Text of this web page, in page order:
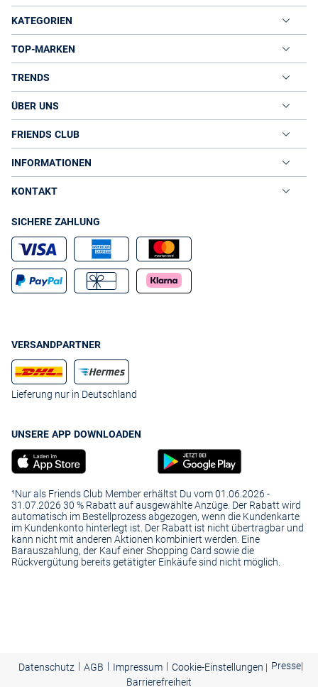
KATEGORIEN
TOP-MARKEN
TRENDS
ÜBER UNS
FRIENDS CLUB
INFORMATIONEN
KONTAKT
SICHERE ZAHLUNG
VERSANDPARTNER
Lieferung nur in Deutschland
UNSERE APP DOWNLOADEN
¹Nur als Friends Club Member erhältst Du vom 01.06.2026 -
31.07.2026 30 % Rabatt auf ausgewählte Anzüge. Der Rabatt wird
automatisch im Bestellprozess abgezogen, wenn die Kundenkarte
im Kundenkonto hinterlegt ist. Der Rabatt ist nicht übertragbar und
kann nicht mit anderen Aktionen kombiniert werden. Eine
Barauszahlung, der Kauf einer Shopping Card sowie die
Rückvergütung bereits getätigter Einkäufe sind nicht möglich.
Datenschutz | AGB | Impressum | Cookie-Einstellungen | Presse|
Barrierefreiheit